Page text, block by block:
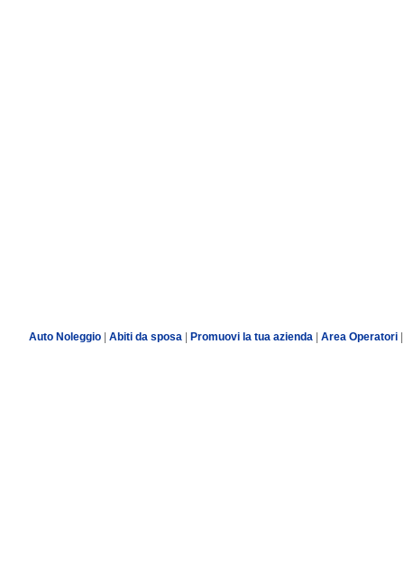
Auto Noleggio| Abiti da sposa| Promuovi la tua azienda Area Operatori